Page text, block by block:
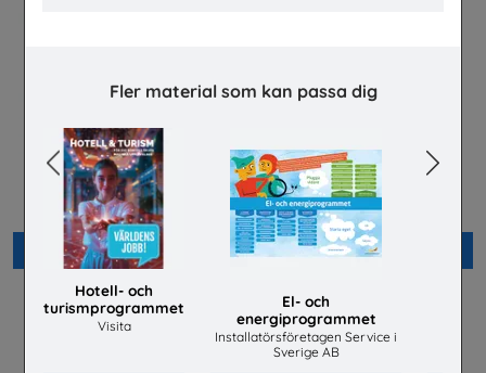
Fler material som kan passa dig
Hotell- och
turismprogrammet
Visita
El- och
energiprogrammet
Installatörsföretagen Service i
Sverige AB
Previous Next
SNABBVAL SYV -
branschpresentationer
Snabbval - blandade avsändare
Beställ 0kr
Bli polis!
Polismyndigheten
Beställ 0kr